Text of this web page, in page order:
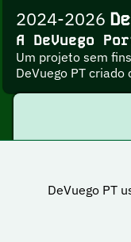
DeVuego PT
2024-2026
A DeVuego
Um projeto sem
DeVuego PT